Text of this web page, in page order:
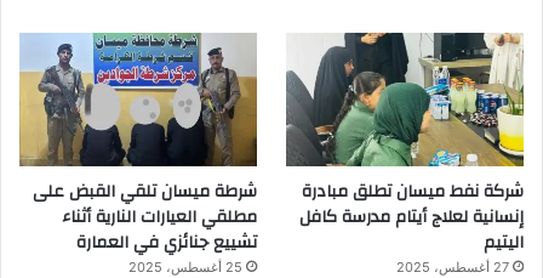
شركة نفط ميسان تطلق مبادرة
إنسانية لعلاج أيتام مدرسة كافل
اليتيم
27 أغسطس، 2025
شرطة ميسان تلقي القبض على
مطلقي العيارات النارية أثناء
تشييع جنائزي في العمارة
25 أغسطس، 2025